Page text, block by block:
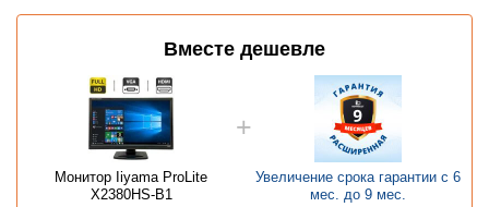
Вместе дешевле
Монитор Iiyama ProLite
X2380HS-B1
Увеличение срока гарантии с 6
мес. до 9 мес.